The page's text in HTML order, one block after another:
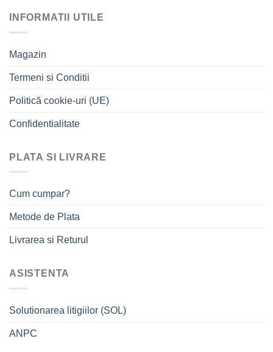
INFORMATII UTILE
Magazin
Termeni si Conditii
Politică cookie-uri (UE)
Confidentialitate
PLATA SI LIVRARE
Cum cumpar?
Metode de Plata
Livrarea si Returul
ASISTENTA
Solutionarea litigiilor (SOL)
ANPC